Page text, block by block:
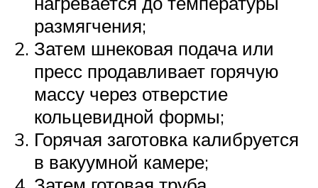
размягчения;
Затем шнековая подача или
пресс продавливает горячую
массу через отверстие
кольцевидной формы;
Горячая заготовка калибруется
в вакуумной камере;